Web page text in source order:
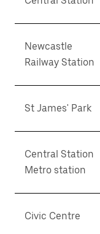
Newcastle
Railway Station
St James' Park
Central Station
Metro station
Civic Centre